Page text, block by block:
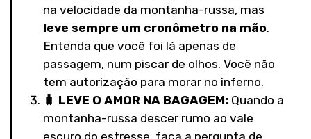
na velocidade da montanha-russa, mas
leve sempre um cronômetro na mão.
Entenda que você foi lá apenas de
passagem, num piscar de olhos. Você não
tem autorização para morar no inferno.
🧳 LEVE O AMOR NA BAGAGEM: Quando a
montanha-russa descer rumo ao vale